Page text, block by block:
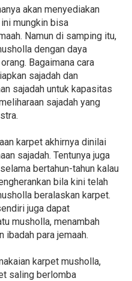
akan menyediakan
mungkin bisa
Namun di samping itu,
dengan daya
Bagaimana cara
sajadah dan
sajadah untuk kapasitas
sajadah yang
karpet akhirnya dinilai
sajadah. Tentunya juga
bertahun-tahun kalau
bila kini telah
beralaskan karpet.
juga dapat
musholla, menambah
ibadah para jemaah.
karpet musholla,
saling berlomba